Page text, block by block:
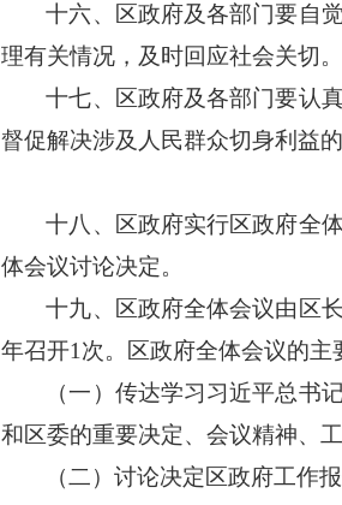
十六、区政府及各部门要自
理有关情况，及时回应社会关切。
十七、区政府及各部门要认
督促解决涉及人民群众切身利益的
十八、区政府实行区政府全
体会议讨论决定。
十九、区政府全体会议由区
年召开1次。区政府全体会议的主
（一）传达学习习近平总书
和区委的重要决定、会议精神、
（二）讨论决定区政府工作